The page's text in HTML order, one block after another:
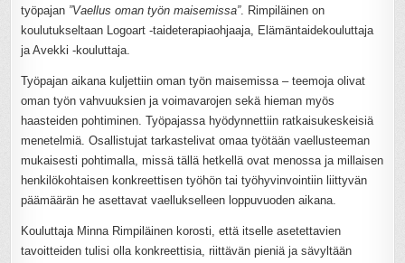
työpajan ”Vaellus oman työn maisemissa”. Rimpiläinen on
koulutukseltaan Logoart -taideterapiaohjaaja, Elämäntaidekouluttaja
ja Avekki -kouluttaja.
Työpajan aikana kuljettiin oman työn maisemissa – teemoja olivat
oman työn vahvuuksien ja voimavarojen sekä hieman myös
haasteiden pohtiminen. Työpajassa hyödynnettiin ratkaisukeskeisiä
menetelmiä. Osallistujat tarkastelivat omaa työtään vaellusteeman
mukaisesti pohtimalla, missä tällä hetkellä ovat menossa ja millaisen
henkilökohtaisen konkreettisen työhön tai työhyvinvointiin liittyvän
päämäärän he asettavat vaellukselleen loppuvuoden aikana.
Kouluttaja Minna Rimpiläinen korosti, että itselle asetettavien
tavoitteiden tulisi olla konkreettisia, riittävän pieniä ja sävyltään